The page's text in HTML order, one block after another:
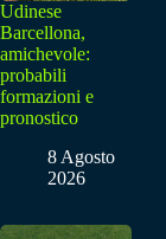
Udinese
Barcellona,
amichevole:
probabili
formazioni e
pronostico
8 Agosto
2026